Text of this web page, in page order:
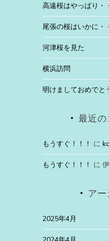
高遠桜はやっぱり・
尾張の桜はいかに・
河津桜を見た
横浜訪問
明けましておめでと
最近の
もうすぐ！！！ に
もうすぐ！！！ に
ア
2025年4月